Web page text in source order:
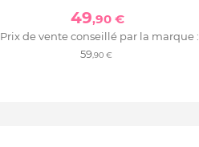
49,90 €
Prix de vente conseillé par la marque :
59,90 €